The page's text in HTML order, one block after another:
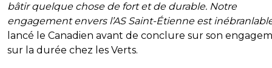
bâtir quelque chose de fort et de durable. Notre
engagement envers l’AS Saint-Étienne est
lancé le Canadien avant de conclure sur son
sur la durée chez les Verts.